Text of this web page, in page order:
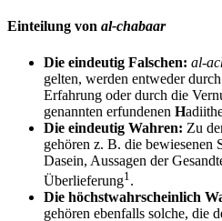
Einteilung von al-chabaar
Die eindeutig Falschen: al-
gelten, werden entweder
Erfahrung oder durch die
genannten erfundenen H
Die eindeutig Wahren: Zu
gehören z. B. die bewiesenen
Dasein, Aussagen der
Überlieferung1 .
Die höchstwahrscheinlich
gehören ebenfalls solche, die